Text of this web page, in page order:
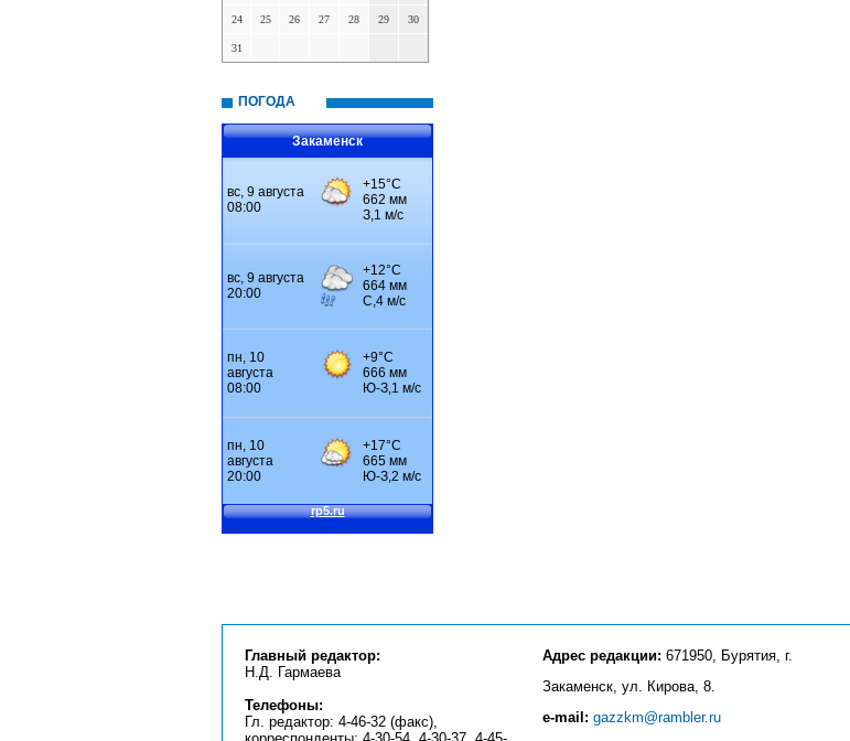
24 25 26 27 28 29 30
31
ПОГОДА
Закаменск
Главный редактор:
Н.Д. Гармаева
Телефоны:
Гл. редактор: 4-46-32 (факс),
Адрес редакции: 671950, Бурятия, г.
Закаменск, ул. Кирова, 8.
e-mail: gazzkm@rambler.ru